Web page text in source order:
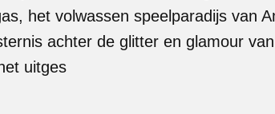
het volwassen speelparadijs van
achter de glitter en glamour
uitges